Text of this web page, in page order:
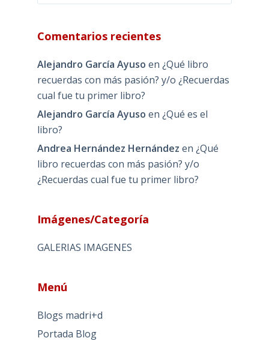
Comentarios recientes
Alejandro García Ayuso en ¿Qué libro
recuerdas con más pasión? y/o ¿Recuerdas
cual fue tu primer libro?
Alejandro García Ayuso en ¿Qué es el
libro?
Andrea Hernández Hernández en ¿Qué
libro recuerdas con más pasión? y/o
¿Recuerdas cual fue tu primer libro?
Imágenes/Categoría
GALERIAS IMAGENES
Menú
Blogs madri+d
Portada Blog